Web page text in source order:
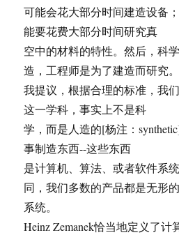
可能会花大部分时间建造设备
能要花费大部分时间研究真
空中的材料的特性。然后，科
造，工程师是为了建造而研究
我提议，根据合理的标准，我
这一学科，事实上不是科
学，而是人造的[杨注：
事制造东西--这些东西
是计算机、算法、或者软件系
同，我们多数的产品都是无形
系统。
Heinz Zemanek恰当地定义了